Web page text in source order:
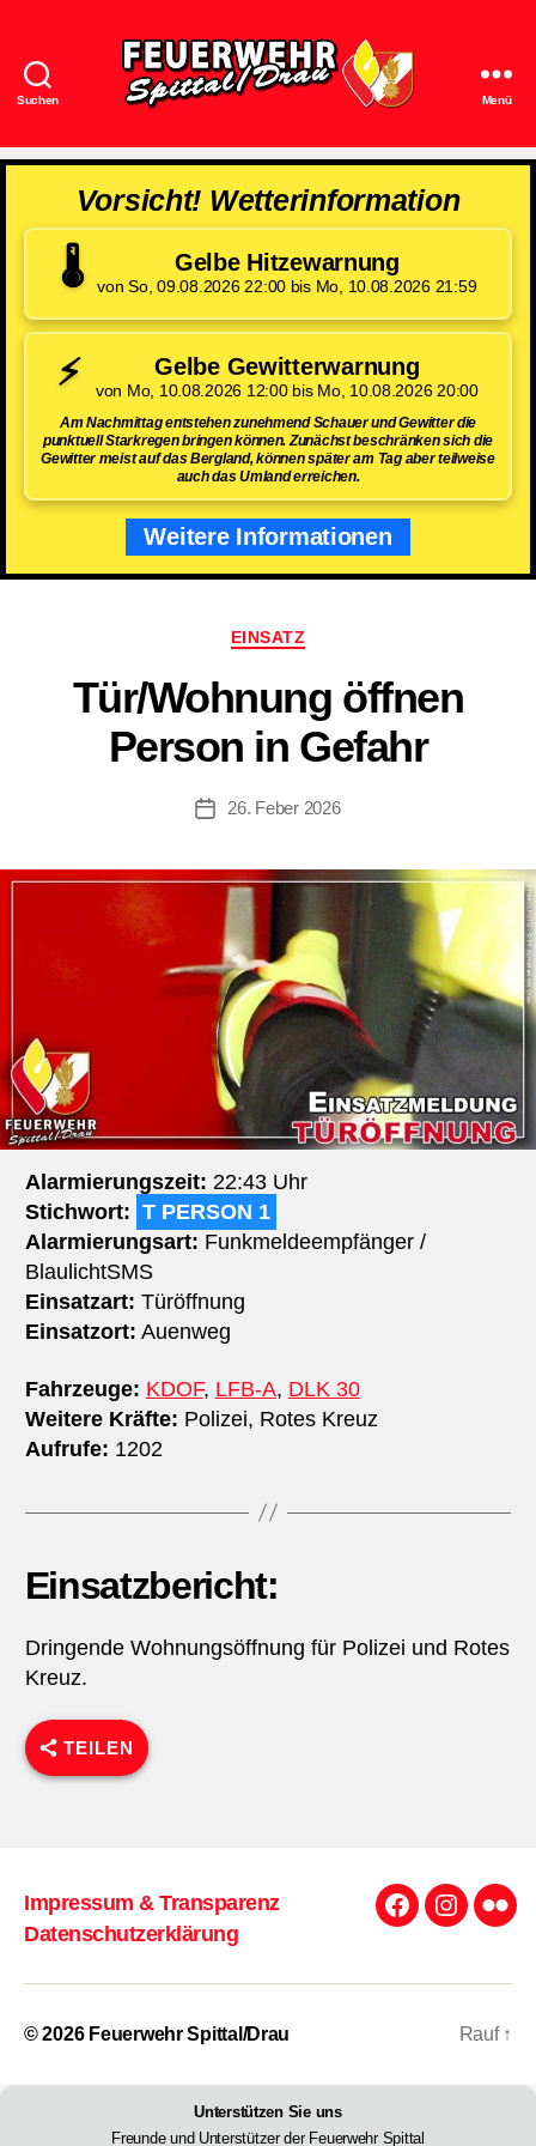
Suchen
Spittal/Drau
Menü
Vorsicht! Wetterinformation
🌡️ Gelbe Hitzewarnung
von So, 09.08.2026 22:00 bis Mo, 10.08.2026 21:59
⚡ Gelbe Gewitterwarnung
von Mo, 10.08.2026 12:00 bis Mo, 10.08.2026 20:00
Am Nachmittag entstehen zunehmend Schauer und Gewitter die
punktuell Starkregen bringen können. Zunächst beschränken sich die
Gewitter meist auf das Bergland, können später am Tag aber teilweise
auch das Umland erreichen.
Weitere Informationen
Kategorien
EINSATZ
Tür/​Wohnung öffnen
Person in Gefahr
Beitragsdatum
26. Feber 2026
Alarmierungszeit: 22:43 Uhr
Stichwort: T PERSON 1
Alarmierungsart: Funkmeldeempfänger /
BlaulichtSMS
Einsatzart: Türöffnung
Einsatzort: Auenweg
Fahrzeuge: KDOF, LFB-A, DLK 30
Weitere Kräfte: Polizei, Rotes Kreuz
Aufrufe: 1202
Einsatzbericht:
Dringende Wohnungsöffnung für Polizei und Rotes
Kreuz.
TEILEN
Impressum & Transparenz
Datenschutzerklärung
Facebook
© 2026 Feuerwehr Spittal/Drau Rauf ↑
Unterstützen Sie uns
Freunde und Unterstützer der Feuerwehr Spittal